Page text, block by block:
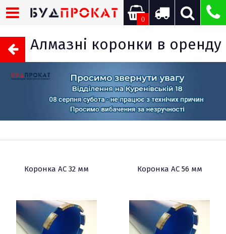
0
Алмазні коронки в оренду
Коронка АС 32 мм Коронка АС 56 мм